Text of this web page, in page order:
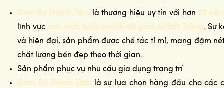
Gốm Sứ Thành Tâm là thương hiệu uy tín với hơn 20
lĩnh vực sản xuất, kinh doanh đồ gốm sứ Bát Tràng. Sự
và hiện đại, sản phẩm được chế tác tỉ mỉ, mang đậm
chất lượng bền đẹp theo thời gian.
Sản phẩm phục vụ nhu cầu gia dụng trang trí
Gốm Sứ Thành Tâm là sự lựa chọn hàng đầu cho các